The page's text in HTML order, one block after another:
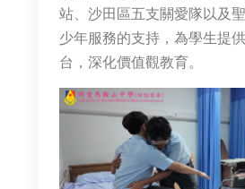
站、沙田區五支關愛隊以及
少年服務的支持，為學生提
台，深化價值觀教育。